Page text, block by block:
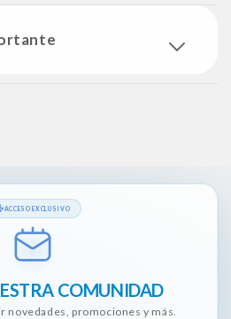
ACCESO EXCLUSIVO
COMUNIDAD
novedades, promociones y más.